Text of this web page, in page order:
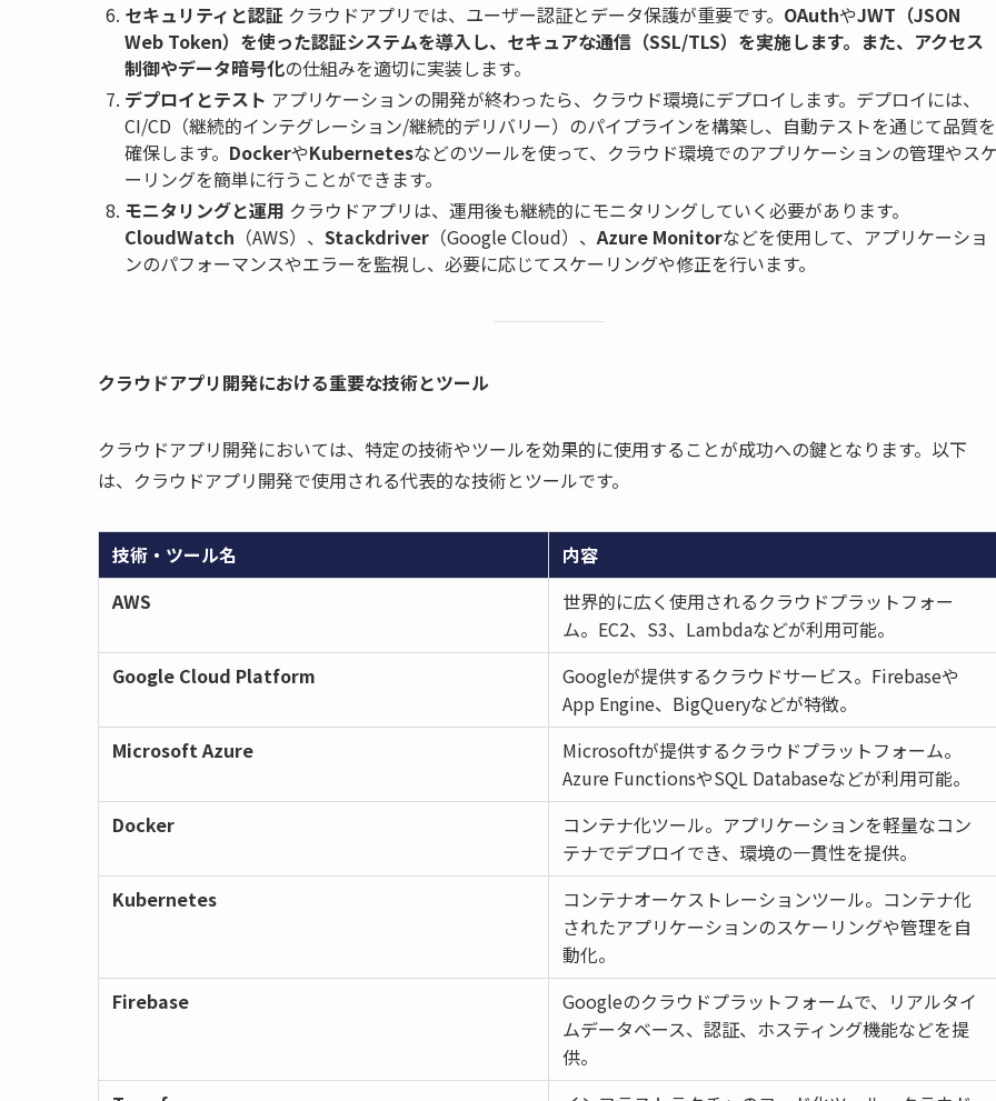
セキュリティと認証 クラウドアプリでは、ユーザー認証とデータ保護が重要です。 OAuthやJWT（JSON
Web Token）を使った認証システムを導入し、セキュアな通信（SSL/TLS）を実施します。また、アクセス
制御やデータ暗号化の仕組みを適切に実装します。
デプロイとテスト アプリケーションの開発が終わったら、クラウド環境にデプロイします。デプロイには、
CI/CD（継続的インテグレーション/継続的デリバリー）のパイプラインを構築し、自動テストを通じて品質を
確保します。 DockerやKubernetesなどのツールを使って、クラウド環境でのアプリケーションの管理やス
ーリングを簡単に行うことができます。
モニタリングと運用 クラウドアプリは、運用後も継続的にモニタリングしていく必要があります。
CloudWatch （AWS）、 Stackdriver （Google Cloud）、Azure Monitorなどを使用して、アプリケーショ
ンのパフォーマンスやエラーを監視し、必要に応じてスケーリングや修正を行います。
クラウドアプリ開発における重要な技術とツール
クラウドアプリ開発においては、特定の技術やツールを効果的に使用することが成功への鍵となります。以下
は、クラウドアプリ開発で使用される代表的な技術とツールです。
技術・ツール名
内容
AWS
世界的に広く使用されるクラウドプラットフォー
ム。EC2、S3、Lambdaなどが利用可能。
Google Cloud Platform
Googleが提供するクラウドサービス。Firebaseや
App Engine、BigQueryなどが特徴。
Microsoft Azure
Microsoftが提供するクラウドプラットフォーム。
Azure FunctionsやSQL Databaseなどが利用可能。
Docker
コンテナ化ツール。アプリケーションを軽量なコン
テナでデプロイでき、環境の一貫性を提供。
Kubernetes
コンテナオーケストレーションツール。コンテナ化
されたアプリケーションのスケーリングや管理を自
動化。
Firebase
Googleのクラウドプラットフォームで、リアルタイ
ムデータベース、認証、ホスティング機能などを提
供。